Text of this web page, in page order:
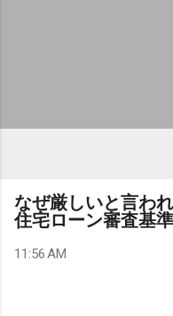
なぜ厳しいと言わ
住宅ローン審査基
11:56 AM